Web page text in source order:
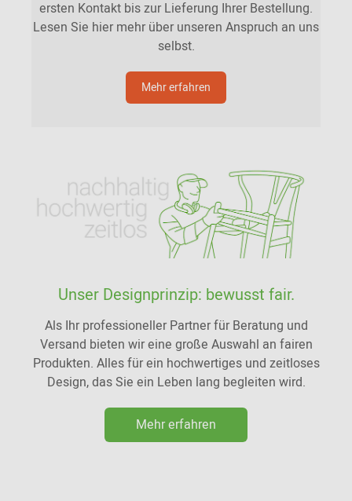
ersten Kontakt bis zur Lieferung Ihrer Bestellung.
Lesen Sie hier mehr über unseren Anspruch an uns
selbst.
Mehr erfahren
Unser Designprinzip: bewusst fair.
Als Ihr professioneller Partner für Beratung und
Versand bieten wir eine große Auswahl an fairen
Produkten. Alles für ein hochwertiges und zeitloses
Design, das Sie ein Leben lang begleiten wird.
Mehr erfahren